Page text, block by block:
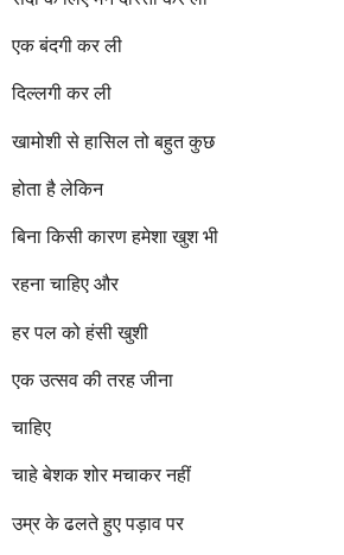
एक बंदगी कर ली
दिल्लगी कर ली
खामोशी से हासिल तो बहुत कुछ
होता है लेकिन
बिना किसी कारण हमेशा खुश भी
रहना चाहिए और
हर पल को हंसी खुशी
एक उत्सव की तरह जीना
चाहिए
चाहे बेशक शोर मचाकर नहीं
उम्र के ढलते हुए पड़ाव पर